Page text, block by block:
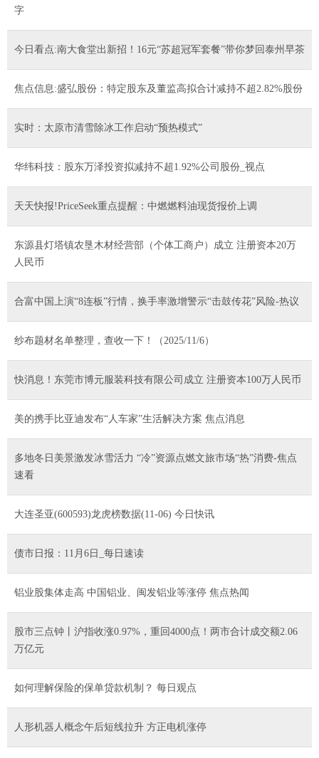
字
今日看点:南大食堂出新招！16元“苏超冠军套餐”带你梦回泰州早茶
焦点信息:盛弘股份：特定股东及董监高拟合计减持不超2.82%股份
实时：太原市清雪除冰工作启动“预热模式”
华纬科技：股东万泽投资拟减持不超1.92%公司股份_视点
天天快报!PriceSeek重点提醒：中燃燃料油现货报价上调
东源县灯塔镇农垦木材经营部（个体工商户）成立 注册资本20万
人民币
合富中国上演“8连板”行情，换手率激增警示“击鼓传花”风险-热议
纱布题材名单整理，查收一下！（2025/11/6）
快消息！东莞市博元服装科技有限公司成立 注册资本100万人民币
美的携手比亚迪发布“人车家”生活解决方案 焦点消息
多地冬日美景激发冰雪活力 “冷”资源点燃文旅市场“热”消费-焦点
速看
大连圣亚(600593)龙虎榜数据(11-06) 今日快讯
债市日报：11月6日_每日速读
铝业股集体走高 中国铝业、闽发铝业等涨停 焦点热闻
股市三点钟丨沪指收涨0.97%，重回4000点！两市合计成交额2.06
万亿元
如何理解保险的保单贷款机制？ 每日观点
人形机器人概念午后短线拉升 方正电机涨停